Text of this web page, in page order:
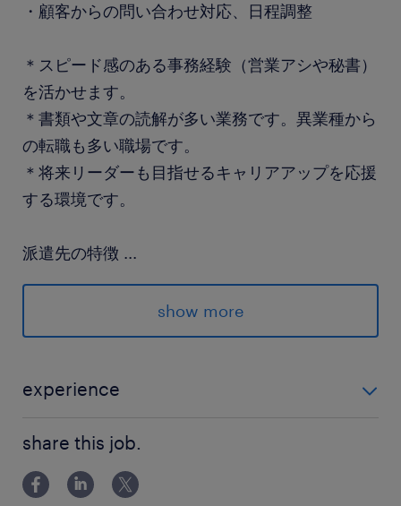
・顧客からの問い合わせ対応、日程調整
＊スピード感のある事務経験（営業アシや秘書）
を活かせます。
＊書類や文章の読解が多い業務です。異業種から
の転職も多い職場です。
＊将来リーダーも目指せるキャリアアップを応援
する環境です。
派遣先の特徴 ...
「認証・検査・試験」を行っている企業です。具
体的には、製品やシステム、プロセスなどの品質
や安全性、環境への影響などを確認するための試
日比谷線／神谷町駅（徒歩5分）
南北線／六本木一丁目駅（徒歩10分）
日比谷線／虎ノ門ヒルズ駅（徒歩10分）
show more
experience
タントや秘書など） ・ビジネスで使用するPCレベル
（Excel：IF関数、VLOOKUP関数など）
share this job.